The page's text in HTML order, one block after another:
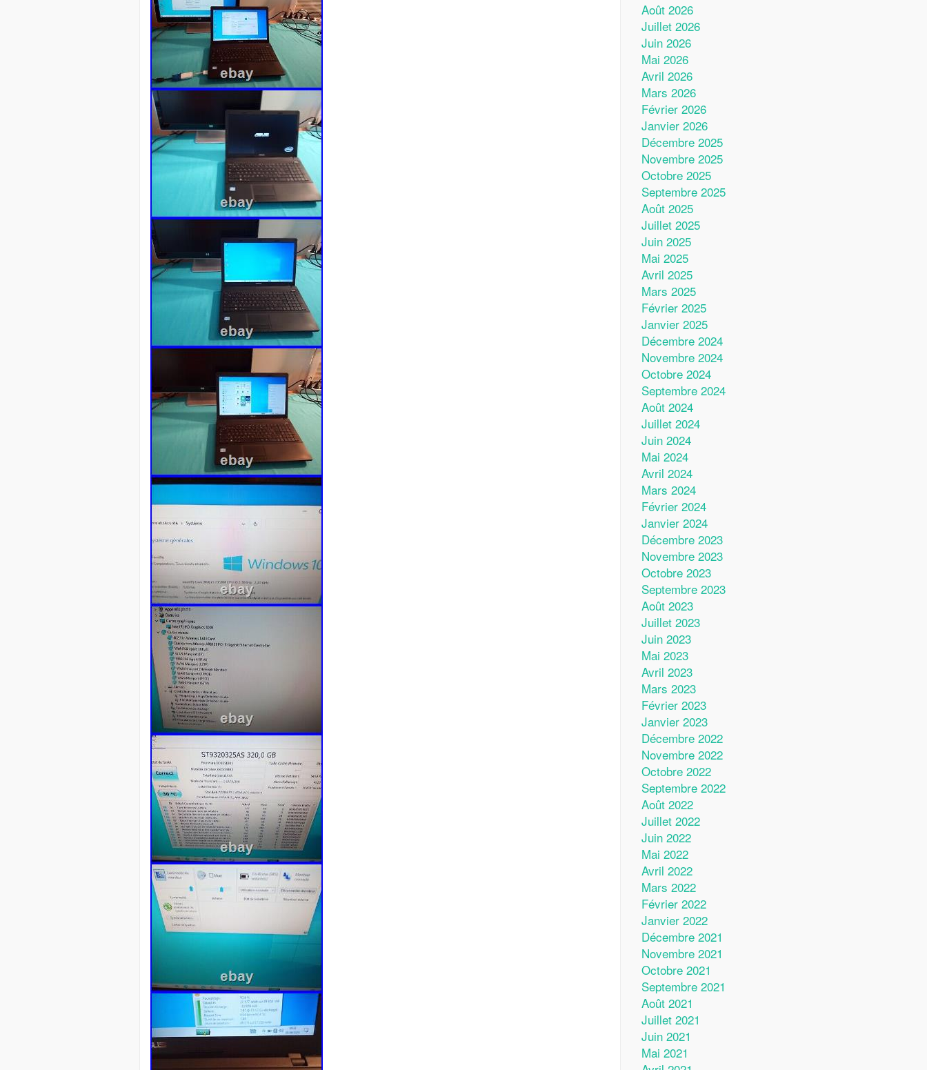
Août 2026
Juillet 2026
Juin 2026
Mai 2026
Avril 2026
Mars 2026
Février 2026
Janvier 2026
Décembre 2025
Novembre 2025
Octobre 2025
Septembre 2025
Août 2025
Juillet 2025
Juin 2025
Mai 2025
Avril 2025
Mars 2025
Février 2025
Janvier 2025
Décembre 2024
Novembre 2024
Octobre 2024
Septembre 2024
Août 2024
Juillet 2024
Juin 2024
Mai 2024
Avril 2024
Mars 2024
Février 2024
Janvier 2024
Décembre 2023
Novembre 2023
Octobre 2023
Septembre 2023
Août 2023
Juillet 2023
Juin 2023
Mai 2023
Avril 2023
Mars 2023
Février 2023
Janvier 2023
Décembre 2022
Novembre 2022
Octobre 2022
Septembre 2022
Août 2022
Juillet 2022
Juin 2022
Mai 2022
Avril 2022
Mars 2022
Février 2022
Janvier 2022
Décembre 2021
Novembre 2021
Octobre 2021
Septembre 2021
Août 2021
Juillet 2021
Juin 2021
Mai 2021